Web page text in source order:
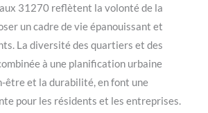
31270 reflètent la volonté de la
un cadre de vie épanouissant et
La diversité des quartiers et des
à une planification urbaine
être et la durabilité, en font une
pour les résidents et les entreprises.